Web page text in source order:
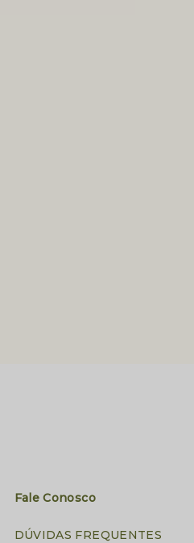
Fale Conosco
DÚVIDAS FREQUENTES